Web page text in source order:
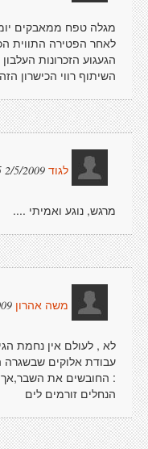
מגלה טפח ממאבקים
לאחר הפטירה התווית
הגעגוע הזכרונות
השיתוף רווי הכישרון הזה
לגוד 2/5/2009 21:41:35
מרגש, נוגע ואמיתי ....
משה אהרון
לא , לעולם אין נחמת
עבודת אלוקים שבשגרה
: החובשים את השבר,אך
הנחלים זורמים לים